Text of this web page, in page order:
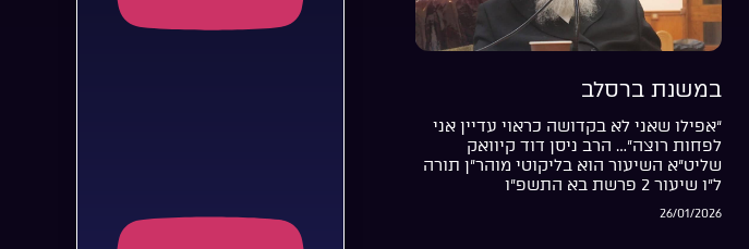
במשנת ברסלב
“אפילו שאני לא בקדושה כראוי עדיין אני
לפחות רוצה”… הרב ניסן דוד קיוואק
שליט”א השיעור הוא בליקוטי מוהר”ן תורה
ל”ו שיעור 2 פרשת בא התשפ”ו
26/01/2026